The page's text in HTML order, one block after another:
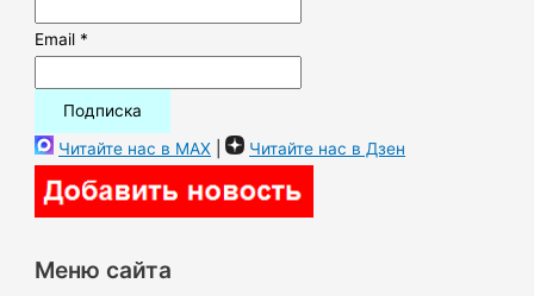
Email *
Читайте нас в MAX | Читайте нас в Дзен
Меню сайта